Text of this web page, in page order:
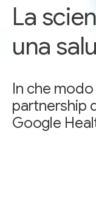
La
una
In che
partnership
Google